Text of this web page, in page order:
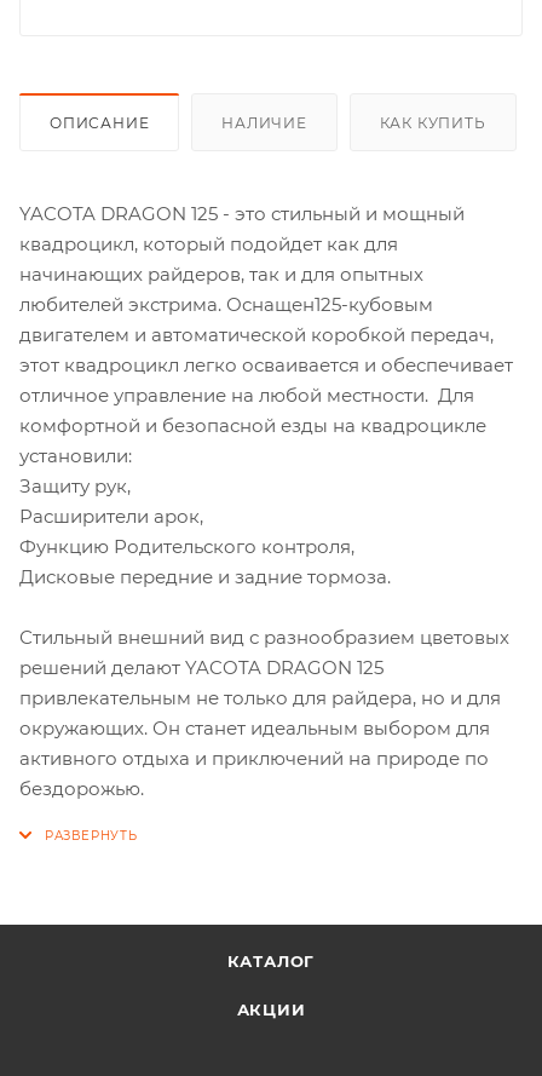
ОПИСАНИЕ НАЛИЧИЕ КАК КУПИТЬ
YACOTA DRAGON 125 - это стильный и мощный
квадроцикл, который подойдет как для
начинающих райдеров, так и для опытных
любителей экстрима. Оснащен125-кубовым
двигателем и автоматической коробкой передач,
этот квадроцикл легко осваивается и обеспечивает
отличное управление на любой местности. Для
комфортной и безопасной езды на квадроцикле
установили:
Защиту рук,
Расширители арок,
Функцию Родительского контроля,
Дисковые передние и задние тормоза.
Стильный внешний вид с разнообразием цветовых
решений делают YACOTA DRAGON 125
привлекательным не только для райдера, но и для
окружающих. Он станет идеальным выбором для
активного отдыха и приключений на природе по
бездорожью.
КАТАЛОГ
АКЦИИ